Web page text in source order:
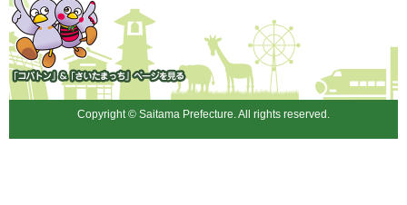
「コバトン」&「さいたまっ
ち」
Copyright © Saitama Prefecture. All rights reserved.